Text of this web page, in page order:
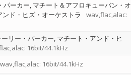
パーカー マチート＆アフロキューバン・オ
ンド・ヒズ・オーケストラ
wav,flac,alac:
リー・パーカー マチート・アンド・ヒ
16bit/44.1kHz
wav,flac,alac: 16bit/44.1kHz